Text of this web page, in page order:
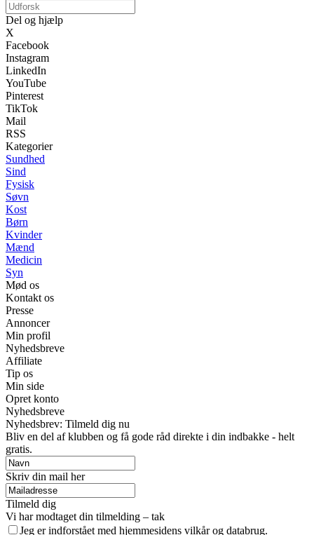
Del og hjælp
X
Facebook
Instagram
LinkedIn
YouTube
Pinterest
TikTok
Mail
RSS
Kategorier
Sundhed
Sind
Fysisk
Søvn
Kost
Børn
Kvinder
Mænd
Medicin
Syn
Mød os
Kontakt os
Presse
Annoncer
Min profil
Nyhedsbreve
Affiliate
Tip os
Min side
Opret konto
Nyhedsbreve
Nyhedsbrev: Tilmeld dig nu
Bliv en del af klubben og få gode råd direkte i din indbakke - helt
gratis.
Skriv din mail her
Tilmeld dig
Vi har modtaget din tilmelding – tak
Jeg er indforstået med hjemmesidens vilkår og databrug.